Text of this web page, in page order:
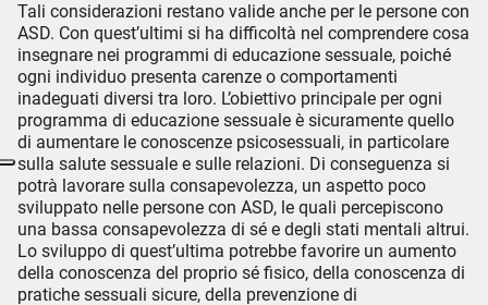
Tali considerazioni restano valide anche per le persone con
ASD. Con quest’ultimi si ha difficoltà nel comprendere cosa
insegnare nei programmi di educazione sessuale, poiché
ogni individuo presenta carenze o comportamenti
inadeguati diversi tra loro. L’obiettivo principale per ogni
programma di educazione sessuale è sicuramente quello
di aumentare le conoscenze psicosessuali, in particolare
sulla salute sessuale e sulle relazioni. Di conseguenza si
potrà lavorare sulla consapevolezza, un aspetto poco
sviluppato nelle persone con ASD, le quali percepiscono
una bassa consapevolezza di sé e degli stati mentali altrui.
Lo sviluppo di quest’ultima potrebbe favorire un aumento
della conoscenza del proprio sé fisico, della conoscenza di
pratiche sessuali sicure, della prevenzione di